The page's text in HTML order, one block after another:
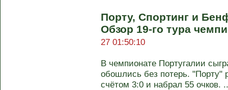
Порту, Спортинг и
Обзор 19-го тура
27 01:50:10
В чемпионате Португалии
обошлись без потерь. "Порту"
счётом 3:0 и набрал 55 очков.